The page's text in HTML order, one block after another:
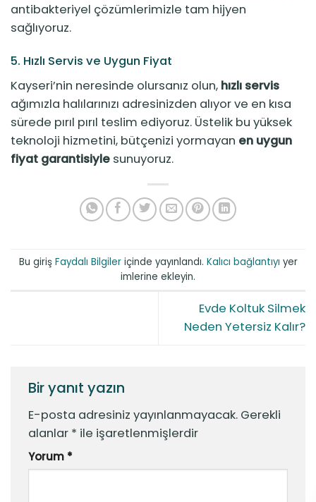
antibakteriyel çözümlerimizle tam hijyen
sağlıyoruz.
5. Hızlı Servis ve Uygun Fiyat
Kayseri’nin neresinde olursanız olun, hızlı servis
ağımızla halılarınızı adresinizden alıyor ve en kısa
sürede pırıl pırıl teslim ediyoruz. Üstelik bu yüksek
teknoloji hizmetini, bütçenizi yormayan en uygun
fiyat garantisiyle sunuyoruz.
Bu giriş Faydalı Bilgileriçinde yayınlandı. Kalıcı bağlantıyı yer
imlerine ekleyin.
Evde Koltuk Silmek
Neden Yetersiz Kalır?
Bir yanıt yazın
E-posta adresiniz yayınlanmayacak. Gerekli
alanlar * ile işaretlenmişlerdir
Yorum *